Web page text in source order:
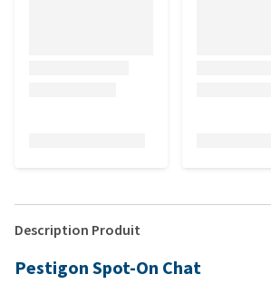
Description Produit
Pestigon Spot-On Chat